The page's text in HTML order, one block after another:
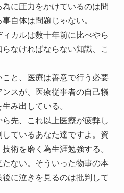
に圧力をかけているのは問
自体は問題じゃない。
カルは数十年前に比べやら
なければならない知識、こ
と、医療は善意で行う必要
スが、医療従事者の自己犠
み出している。
先、これ以上医療が疲弊し
ているあなた達ですよ。資
術を磨く為生涯勉強する。
ない。そういった物事の本
に泣きを見るのは批判して